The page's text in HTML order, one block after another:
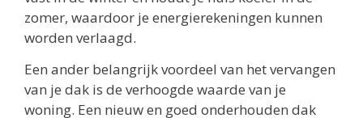
zomer, waardoor je energierekeningen kunnen
worden verlaagd.
Een ander belangrijk voordeel van het vervangen
van je dak is de verhoogde waarde van je
woning. Een nieuw en goed onderhouden dak